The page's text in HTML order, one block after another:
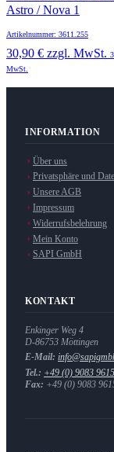
Astro / Nova 1
Artikelnummer: 3611.255
30,90 € zzgl. MwSt.
MwSt.
INFORMATION
Über uns
Privatsphäre und
Unsere AGB
Impressum
Widerrufsbelehrung
Mein Konto
SAPI GmbH
KONTAKT
Enkinger Weg 4
D-86753 Möttingen
E-Mail:
Tel.: +49 (0) 9083
Fax: +49 (0) 9083